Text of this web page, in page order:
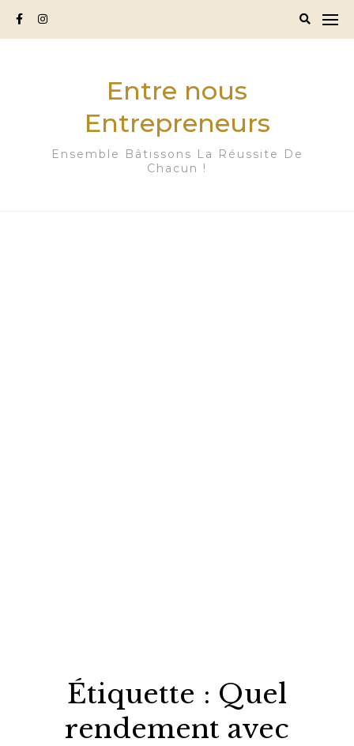
Entre nous
Entrepreneurs
Ensemble Bâtissons La Réussite De
Chacun !
Étiquette : Quel
rendement avec